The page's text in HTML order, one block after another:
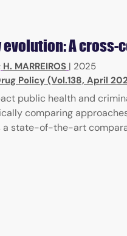
A cross-
H. MARREIROS | 2025
Policy (Vol.138, April
public health and
comparing
a state-of-the-art